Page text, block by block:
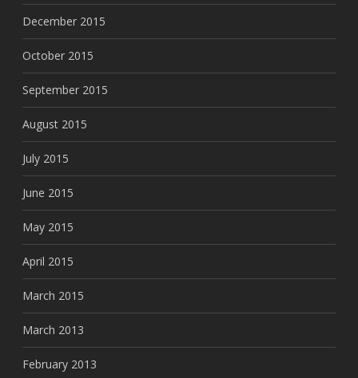
December 2015
October 2015
September 2015
August 2015
July 2015
June 2015
May 2015
April 2015
March 2015
March 2013
February 2013